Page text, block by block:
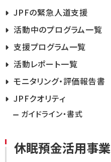
JPFの緊急人道支援
活動中のプログラム一覧
支援プログラム一覧
活動レポート一覧
モニタリング・評価報告書
JPFクオリティ
ガイドライン・書式
休眠預金活用事業